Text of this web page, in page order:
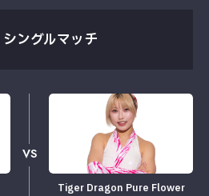
シングルマッチ
VS
Tiger Dragon Pure Flower